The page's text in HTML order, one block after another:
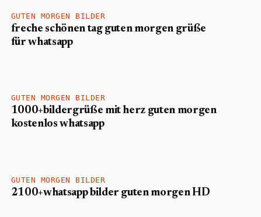
GUTEN MORGEN BILDER
freche schönen tag guten morgen grüße
für whatsapp
GUTEN MORGEN BILDER
1000+bildergrüße mit herz guten morgen
kostenlos whatsapp
GUTEN MORGEN BILDER
2100+whatsapp bilder guten morgen HD